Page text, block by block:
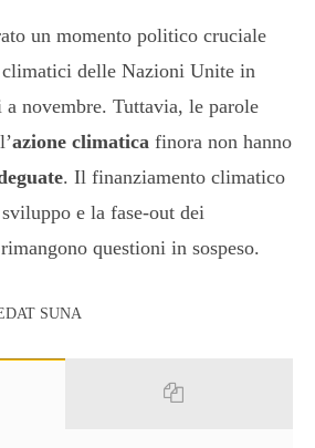
un momento politico cruciale
delle Nazioni Unite in
a novembre. Tuttavia, le parole
azione climatica finora non hanno
. Il finanziamento climatico
e la fase-out dei
questioni in sospeso.
SUNA